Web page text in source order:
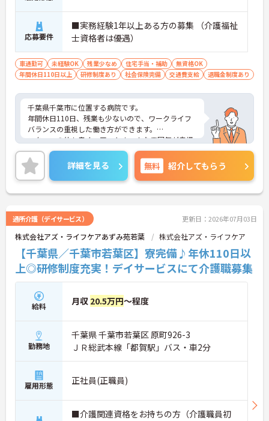
応募要件
■実務経験1年以上ある方の募集 （介護福祉
士資格者は優遇）
車通勤可 未経験OK 残業少なめ 住宅手当・補助
無資格OK
年間休日110日以上
研修制度あり 社会保険完備 交通費支給 退職金制度あり
千葉県千葉市に位置する病院です。
年間休日110日、残業も少ないので、ワークライフ
バランスの重視した働き方ができます。
スタッフの仲も良く、アットホームな雰囲気が自慢
です。
ご興味ある方には、面接対策ポイントなど、詳細を
お話しいたしますのでお気軽にご相談ください。
詳細を見る 無料 紹介してもらう
通所介護（デイサービス） 更新日：2026年07月03日
株式会社アズ・ライフケアあずみ苑若葉 株式会社アズ・ライフケア
【千葉県／千葉市若葉区】寮完備♪年休110日以
上◎研修制度充実！デイサービスにて介護職募集
給料 月収 20.5万円～程度
勤務地
千葉県 千葉市若葉区 原町926-3
ＪＲ総武本線「都賀駅」バス・車2分
雇用形態 正社員(正職員)
■介護関連資格をお持ちの方（介護職員初